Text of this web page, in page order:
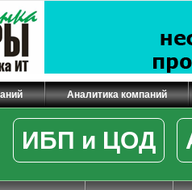
Аналитика компаний
ИБП и ЦОД